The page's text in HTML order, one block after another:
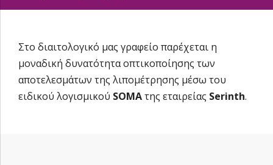
Στο διαιτολογικό μας γραφείο παρέχεται η
μοναδική δυνατότητα οπτικοποίησης των
αποτελεσμάτων της λιπομέτρησης μέσω του
ειδικού λογισμικού SOMAτης εταιρείας Serinth.